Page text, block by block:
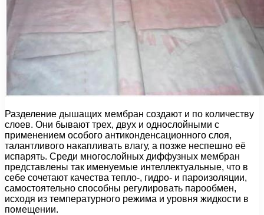
Разделение дышащих мембран создают и по количеству
слоев. Они бывают трех, двух и однослойными с
применением особого антиконденсационного слоя,
талантливого накапливать влагу, а позже неспешно её
испарять. Среди многослойных диффузных мембран
представлены так именуемые интеллектуальные, что в
себе сочетают качества тепло-, гидро- и пароизоляции,
самостоятельно способны регулировать парообмен,
исходя из температурного режима и уровня жидкости в
помещении.